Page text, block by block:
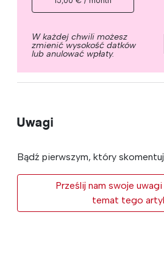
W każdej chwili możesz
zmienić wysokość datków
lub anulować wpłaty.
Uwagi
Bądź pierwszym, który
Prześlij nam swoje
temat tego